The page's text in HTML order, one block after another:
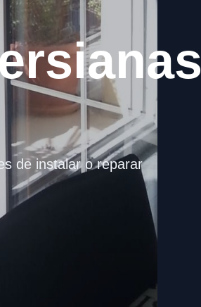
de instalar o reparar